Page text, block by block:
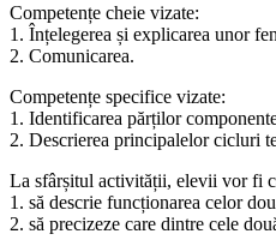
Competențe cheie vizate:
1. Înțelegerea și explicarea unor
2. Comunicarea.
Competențe specifice vizate:
1. Identificarea părților
2. Descrierea principalelor cicluri
La sfârșitul activității, elevii vor fi
1. să descrie funcționarea celor
2. să precizeze care dintre cele